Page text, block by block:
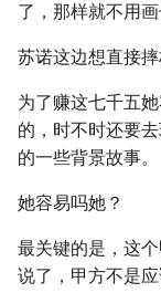
了，那样就不用
苏诺这边想直接摔
为了赚这七千五
的，时不时还要
的一些背景故事。
她容易吗她？
最关键的是，这
说了，甲方不是